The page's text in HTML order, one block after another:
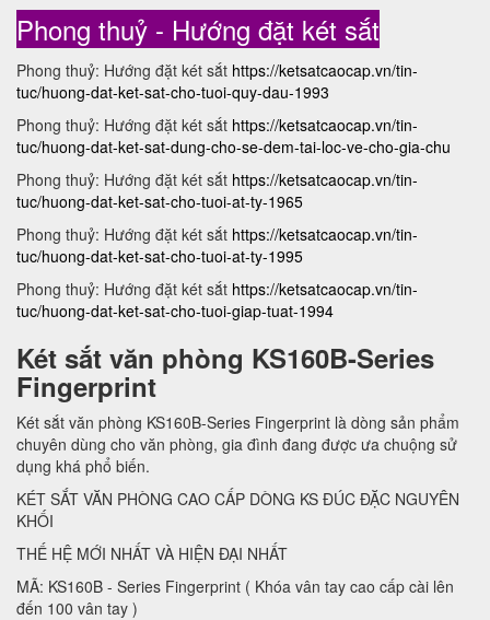
Phong thuỷ - Hướng đặt két sắt
Phong thuỷ: Hướng đặt két sắt https://ketsatcaocap.vn/tin-
tuc/huong-dat-ket-sat-cho-tuoi-quy-dau-1993
Phong thuỷ: Hướng đặt két sắt https://ketsatcaocap.vn/tin-
tuc/huong-dat-ket-sat-dung-cho-se-dem-tai-loc-ve-cho-gia-chu
Phong thuỷ: Hướng đặt két sắt https://ketsatcaocap.vn/tin-
tuc/huong-dat-ket-sat-cho-tuoi-at-ty-1965
Phong thuỷ: Hướng đặt két sắt https://ketsatcaocap.vn/tin-
tuc/huong-dat-ket-sat-cho-tuoi-at-ty-1995
Phong thuỷ: Hướng đặt két sắt https://ketsatcaocap.vn/tin-
tuc/huong-dat-ket-sat-cho-tuoi-giap-tuat-1994
Két sắt văn phòng KS160B-Series
Fingerprint
Két sắt văn phòng KS160B-Series Fingerprint là dòng sản phẩm
chuyên dùng cho văn phòng, gia đình đang được ưa chuộng sử
dụng khá phổ biến.
KÉT SẮT VĂN PHÒNG CAO CẤP DÒNG KS ĐÚC ĐẶC NGUYÊN
KHỐI
THẾ HỆ MỚI NHẤT VÀ HIỆN ĐẠI NHẤT
MÃ: KS160B - Series Fingerprint ( Khóa vân tay cao cấp cài lên
đến 100 vân tay )